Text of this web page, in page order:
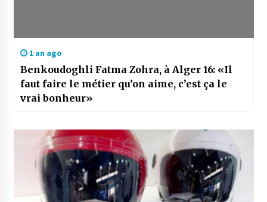
1 an ago
Benkoudoghli Fatma Zohra, à Alger 16: «Il
faut faire le métier qu’on aime, c’est ça le
vrai bonheur»